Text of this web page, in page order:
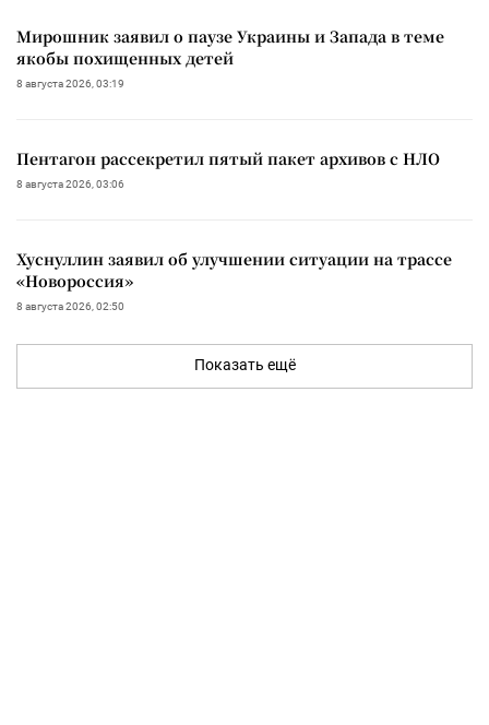
Мирошник заявил о паузе Украины и Запада в теме
якобы похищенных детей
8 августа 2026, 03:19
Пентагон рассекретил пятый пакет архивов с НЛО
8 августа 2026, 03:06
Хуснуллин заявил об улучшении ситуации на трассе
«Новороссия»
8 августа 2026, 02:50
Показать ещё